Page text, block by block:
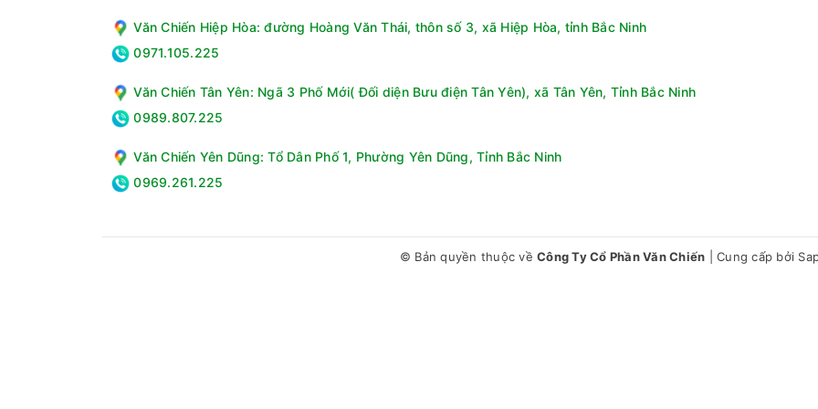
Văn Chiến Hiệp Hòa: đường Hoàng Văn Thái, thôn số 3, xã Hiệp Hòa, tỉnh Bắc Ninh
0971.105.225
Văn Chiến Tân Yên: Ngã 3 Phố Mới( Đối diện Bưu điện Tân Yên), xã Tân Yên, Tỉnh Bắc Ninh
0989.807.225
Văn Chiến Yên Dũng: Tổ Dân Phố 1, Phường Yên Dũng, Tỉnh Bắc Ninh
0969.261.225
© Bản quyền thuộc về Công Ty Cổ Phần Văn Chiến Cung cấp bởi